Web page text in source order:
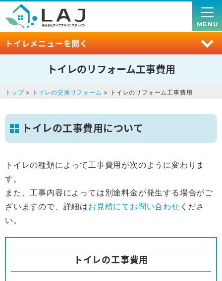
トイレメニューを開く
MENU
トイレのリフォーム工事費用
トップ> トイレの交換リフォーム > トイレのリフォーム工事費用
トイレの工事費用について
トイレの種類によって工事費用が次のように変わりま
す。
また、工事内容によっては別途料金が発生する場合がご
ざいますので、詳細はお見積にてお問い合わせ くださ
い。
トイレの工事費用